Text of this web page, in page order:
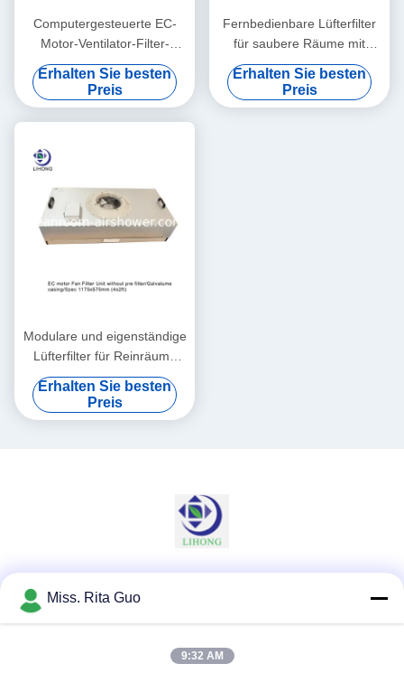
Computergesteuerte EC-
Motor-Ventilator-Filter-
Einheiten für Reinräume mit
gleicher Geschwindigkeit
und geringem Lärm
Erhalten Sie besten
Preis
Fernbedienbare Lüfterfilter
für saubere Räume mit
geringem Energieverbrauch
Erhalten Sie besten
Preis
Modulare und eigenständige
Lüfterfilter für Reinräume
Fernbedienung, EG-Motor
FFU
Erhalten Sie besten
Preis
Miss. Rita Guo
9:32 AM